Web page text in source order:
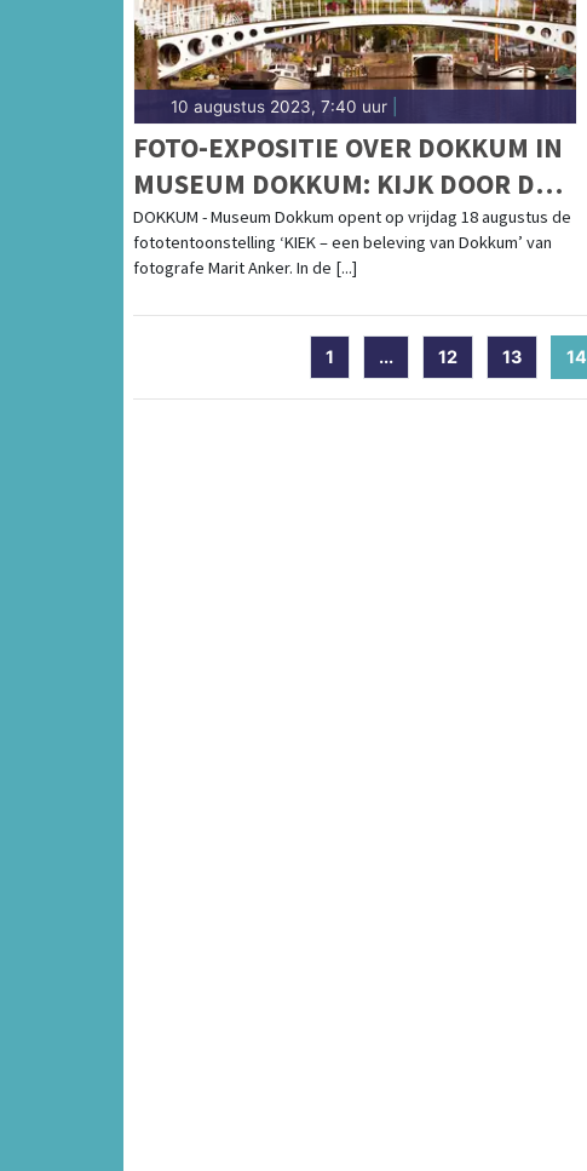
10 augustus 2023, 7:40 uur
FOTO-EXPOSITIE OVER DOKKUM IN
MUSEUM DOKKUM: KIJK DOOR DE
LENS VAN FOTOGRAFE MARIT
ANKER
DOKKUM - Museum Dokkum opent op vrijdag 18 augustus de
fototentoonstelling ‘KIEK – een beleving van Dokkum’ van
fotografe Marit Anker. In de [...]
1 ... 12 13 14